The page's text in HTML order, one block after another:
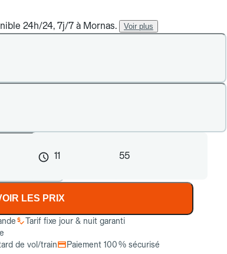
24h/24, 7j/7 à Mornas. Voir plus
11 55
LES PRIX
Tarif fixe jour & nuit garanti
de vol/train
Paiement 100 % sécurisé